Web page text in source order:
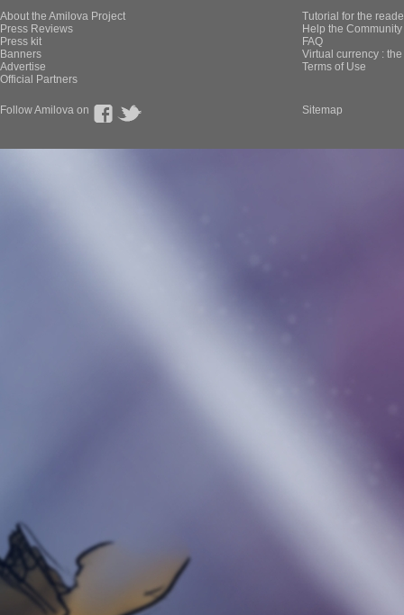
About the Amilova Project
Press Reviews
Press kit
Banners
Advertise
Official Partners
Tutorial for the
Help the
FAQ
Virtual currency :
Terms of Use
Follow Amilova on Sitemap